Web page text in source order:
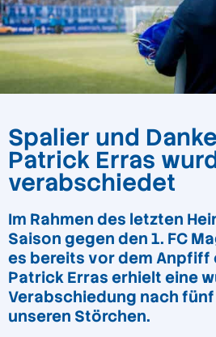
Spalier und
Patrick Erras
verabschiedet
Im Rahmen des letzten
Saison gegen den 1. FC
es bereits vor dem Anpfiff
Patrick Erras erhielt eine
Verabschiedung nach fünf
unseren Störchen.